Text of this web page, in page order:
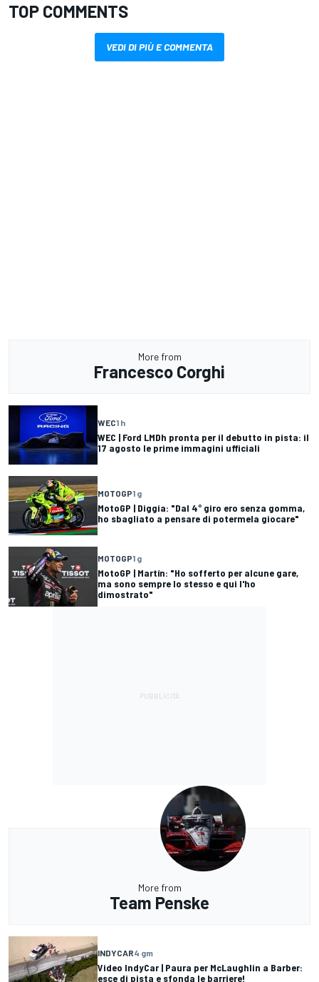
TOP COMMENTS
VEDI DI PIÙ E COMMENTA
More from
Francesco Corghi
WEC1 h
WEC | Ford LMDh pronta per il debutto in pista: il
17 agosto le prime immagini ufficiali
MOTOGP1 g
MotoGP | Diggia: "Dal 4° giro ero senza gomma,
ho sbagliato a pensare di potermela giocare"
MOTOGP1 g
MotoGP | Martín: "Ho sofferto per alcune gare,
ma sono sempre lo stesso e qui l'ho
dimostrato"
More from
Team Penske
INDYCAR4 gm
Video IndyCar | Paura per McLaughlin a Barber:
esce di pista e sfonda le barriere!